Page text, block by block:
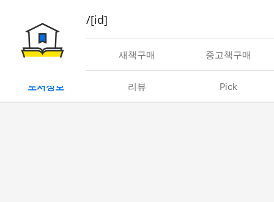
book/rent/[id]
대여 새책구매 중고책구매
도서정보 리뷰 Pick